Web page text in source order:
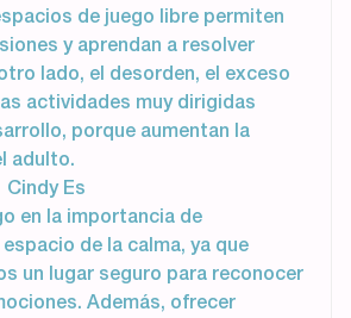
de juego libre permiten
y aprendan a resolver
lado, el desorden, el exceso
actividades muy dirigidas
porque aumentan la
adulto.
Cindy Es
en la importancia de
de la calma, ya que
un lugar seguro para reconocer
Además, ofrecer